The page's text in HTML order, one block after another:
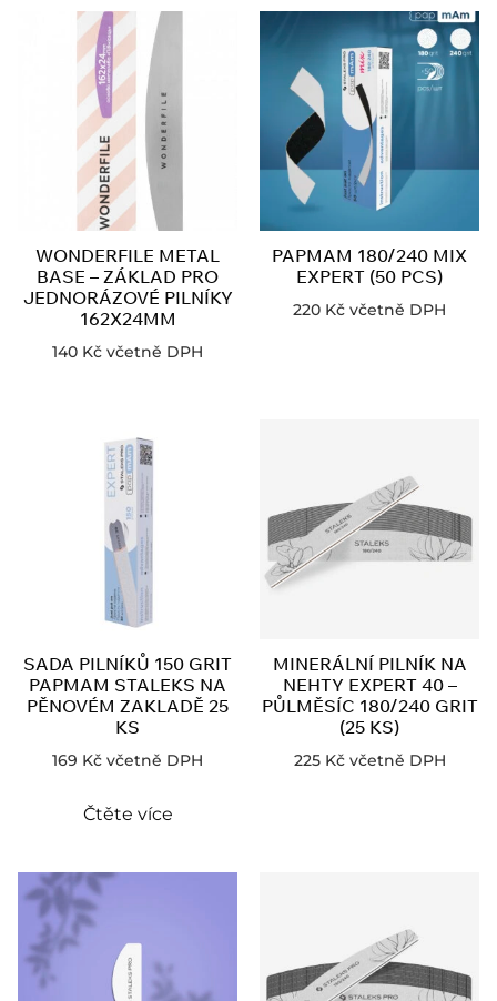
WONDERFILE METAL
BASE – ZÁKLAD PRO
JEDNORÁZOVÉ PILNÍKY
162X24MM
140 Kč včetně DPH
PAPMAM 180/240 MIX
EXPERT (50 PCS)
220 Kč včetně DPH
SADA PILNÍKŮ 150 GRIT
PAPMAM STALEKS NA
PĚNOVÉM ZAKLADĚ 25
KS
169 Kč včetně DPH
Čtěte více
MINERÁLNÍ PILNÍK NA
NEHTY EXPERT 40 –
PŮLMĚSÍC 180/240 GRIT
(25 KS)
225 Kč včetně DPH